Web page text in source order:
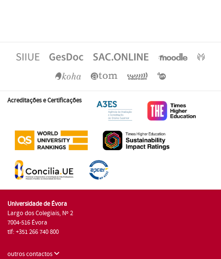
Acreditações e Certificações
Universidade de Évora
Largo dos Colegiais, Nº 2
7004-516 Évora
tlf: +351 266 740 800
outros contactos